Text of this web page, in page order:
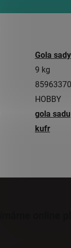
Gola sady
9 kg
HOBBY
gola sadu
kufr